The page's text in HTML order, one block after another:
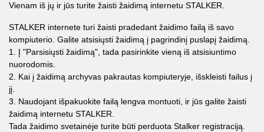
Vienam iš jų ir jūs turite žaisti žaidimą internetu STALKER.
STALKER internete turi žaisti pradedant žaidimo failą iš savo
kompiuterio. Galite atsisiųsti žaidimą į pagrindinį puslapį žaidimą.
1. Į "Parsisiųsti žaidimą", tada pasirinkite vieną iš atsisiuntimo
nuorodomis.
2. Kai į žaidimą archyvas pakrautas kompiuteryje, išskleisti failus į
jį.
3. Naudojant išpakuokite failą lengva montuoti, ir jūs galite žaisti
žaidimą internetu STALKER.
Tada žaidimo svetainėje turite būti perduota Stalker registraciją.